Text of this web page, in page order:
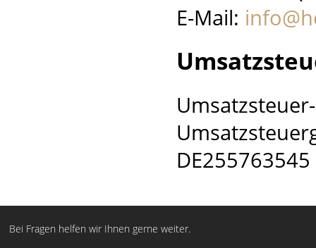
E-Mail:
DE255763545
Bei Fragen helfen wir Ihnen gerne weiter.